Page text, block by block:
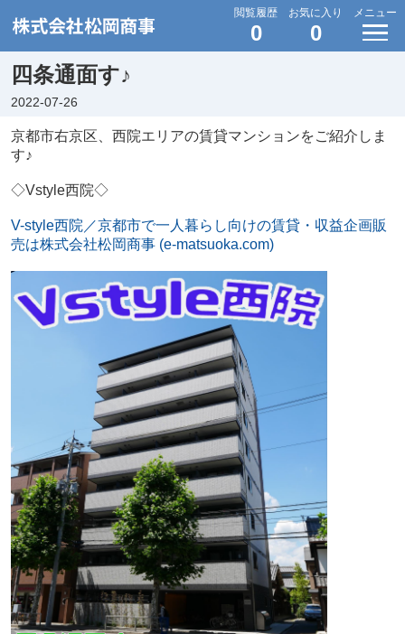
閲覧履歴
0
お気に入り
0
メニュー
四条通面す♪
2022-07-26
京都市右京区、西院エリアの賃貸マンションをご紹介しま
す♪
◇Vstyle西院◇
V-style西院／京都市で一人暮らし向けの賃貸・収益企画販
売は株式会社松岡商事 (e-matsuoka.com)